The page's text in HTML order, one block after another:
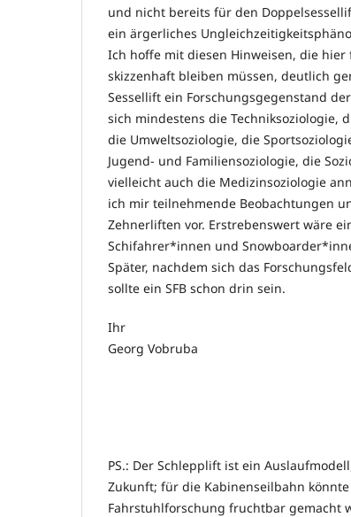
und nicht bereits für den
ein ärgerliches
Ich hoffe mit diesen Hinweisen, die
skizzenhaft bleiben müssen, deutlich
Sessellift ein Forschungsgegenstand
sich mindestens die Techniksoziologie,
die Umweltsoziologie, die
Jugend- und Familiensoziologie, die
vielleicht auch die Medizinsoziologie
ich mir teilnehmende Beobachtungen
Zehnerliften vor. Erstrebenswert wäre
Schifahrer*innen und
Später, nachdem sich das
sollte ein SFB schon drin sein.
Ihr
Georg Vobruba
PS.: Der Schlepplift ist ein
Zukunft; für die Kabinenseilbahn
Fahrstuhlforschung fruchtbar gemacht